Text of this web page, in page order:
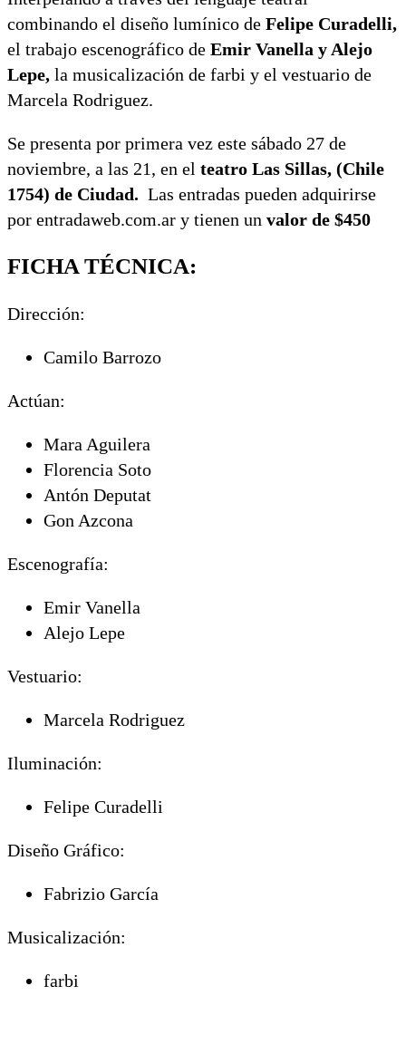
combinando el diseño lumínico de Felipe Curadelli,
el trabajo escenográfico de Emir Vanella y Alejo
Lepe, la musicalización de farbi y el vestuario de
Marcela Rodriguez.
Se presenta por primera vez este sábado 27 de
noviembre, a las 21, en el teatro Las Sillas, (Chile
1754) de Ciudad. Las entradas pueden adquirirse
por entradaweb.com.ar y tienen un valor de $450
FICHA TÉCNICA:
Dirección:
Camilo Barrozo
Actúan:
Mara Aguilera
Florencia Soto
Antón Deputat
Gon Azcona
Escenografía:
Emir Vanella
Alejo Lepe
Vestuario:
Marcela Rodriguez
Iluminación:
Felipe Curadelli
Diseño Gráfico:
Fabrizio García
Musicalización:
farbi